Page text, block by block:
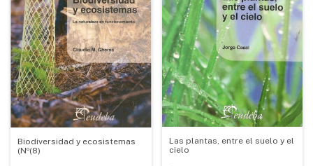
Biodiversidad y ecosistemas
(Nº(8)
Las plantas, entre el suelo y el
cielo